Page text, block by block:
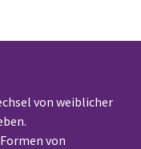
von weiblicher
von